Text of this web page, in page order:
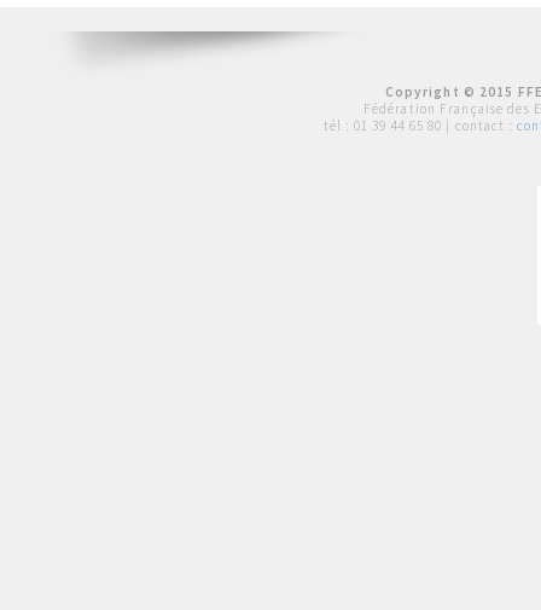
Copyright © 2015
Fédération Française des
tél : 01 39 44 65 80 | contact :